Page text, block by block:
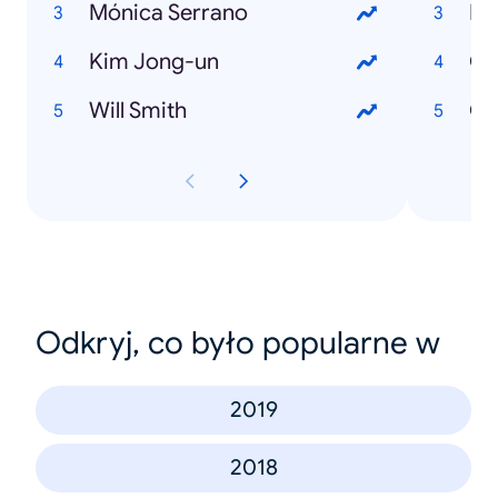
Mónica Serrano
Kim Jong-un
Will Smith
Odkryj, co było popularne w
2019
2018